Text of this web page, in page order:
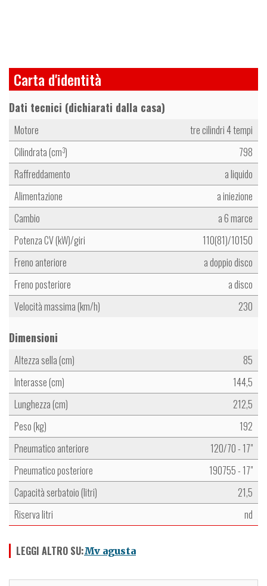
Carta d'identità
Dati tecnici (dichiarati dalla casa)
Motore
tre cilindri 4 tempi
Cilindrata (cm3)
798
Raffreddamento
a liquido
Alimentazione
a iniezione
Cambio
a 6 marce
Potenza CV (kW)/giri
110(81)/10150
Freno anteriore
a doppio disco
Freno posteriore
a disco
Velocità massima (km/h)
230
Dimensioni
Altezza sella (cm)
85
Interasse (cm)
144,5
Lunghezza (cm)
212,5
Peso (kg)
192
Pneumatico anteriore
120/70 - 17"
Pneumatico posteriore
190755 - 17"
Capacità serbatoio (litri)
21,5
Riserva litri
nd
LEGGI ALTRO SU:Mv agusta